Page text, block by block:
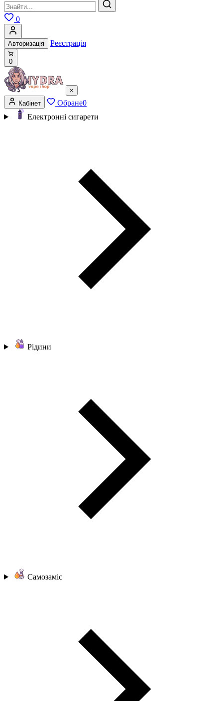
0
Авторизація Реєстрація
0
×
Кабінет
Обране0
Електронні сигарети
Рідини
Самозаміс